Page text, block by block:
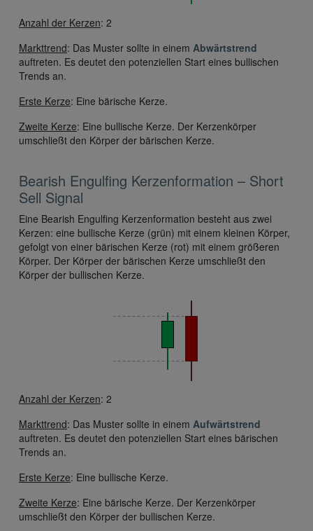
Anzahl der Kerzen: 2
Markttrend: Das Muster sollte in einem Abwärtstrend
auftreten. Es deutet den potenziellen Start eines bullischen
Trends an.
Erste Kerze: Eine bärische Kerze.
Zweite Kerze: Eine bullische Kerze. Der Kerzenkörper
umschließt den Körper der bärischen Kerze.
Bearish Engulfing Kerzenformation – Short
Sell Signal
Eine Bearish Engulfing Kerzenformation besteht aus zwei
Kerzen: eine bullische Kerze (grün) mit einem kleinen Körper,
gefolgt von einer bärischen Kerze (rot) mit einem größeren
Körper. Der Körper der bärischen Kerze umschließt den
Körper der bullischen Kerze.
Anzahl der Kerzen: 2
Markttrend: Das Muster sollte in einem Aufwärtstrend
auftreten. Es deutet den potenziellen Start eines bärischen
Trends an.
Erste Kerze: Eine bullische Kerze.
Zweite Kerze: Eine bärische Kerze. Der Kerzenkörper
umschließt den Körper der bullischen Kerze.